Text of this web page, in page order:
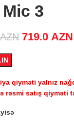
3
AZN Original
719.0 AZN
qiyməti yalnız
rəsmi satış qiyməti